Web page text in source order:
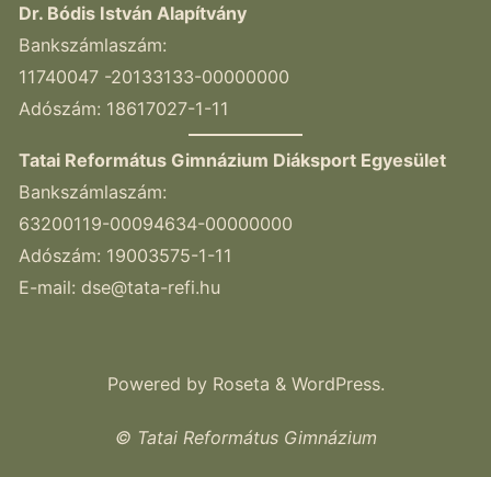
Dr. Bódis István Alapítvány
Bankszámlaszám:
11740047 -20133133-00000000
Adószám: 18617027-1-11
Tatai Református Gimnázium Diáksport Egyesület
Bankszámlaszám:
63200119-00094634-00000000
Adószám: 19003575-1-11
E-mail: dse@tata-refi.hu
Powered byRoseta & WordPress.
© Tatai Református Gimnázium